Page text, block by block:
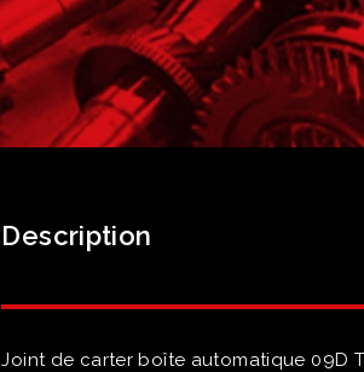
Description
Joint de carter boîte automatique 09D